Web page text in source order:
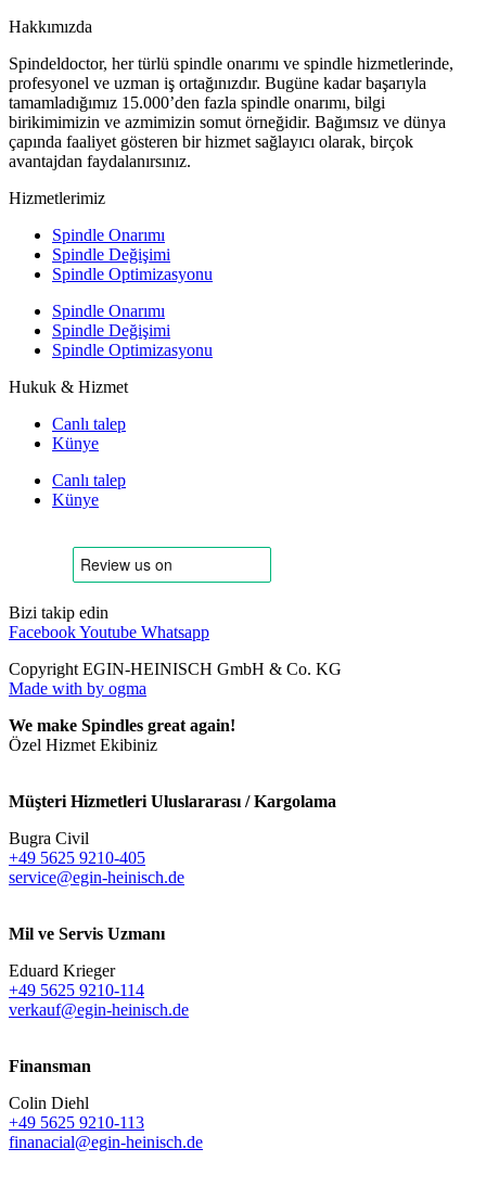
Hakkımızda
Spindeldoctor, her türlü spindle onarımı ve spindle hizmetlerinde,
profesyonel ve uzman iş ortağınızdır. Bugüne kadar başarıyla
tamamladığımız 15.000’den fazla spindle onarımı, bilgi
birikimimizin ve azmimizin somut örneğidir. Bağımsız ve dünya
çapında faaliyet gösteren bir hizmet sağlayıcı olarak, birçok
avantajdan faydalanırsınız.
Hizmetlerimiz
Spindle Onarımı
Spindle Değişimi
Spindle Optimizasyonu
Spindle Onarımı
Spindle Değişimi
Spindle Optimizasyonu
Hukuk & Hizmet
Canlı talep
Künye
Canlı talep
Künye
Bizi takip edin
FacebookYoutube Whatsapp
Copyright EGIN-HEINISCH GmbH & Co. KG
Made with by ogma
We make Spindles great again!
Özel Hizmet Ekibiniz
Müşteri Hizmetleri Uluslararası / Kargolama
Bugra Civil
+49 5625 9210-405
service@egin-heinisch.de
Mil ve Servis Uzmanı
Eduard Krieger
+49 5625 9210-114
verkauf@egin-heinisch.de
Finansman
Colin Diehl
+49 5625 9210-113
finanacial@egin-heinisch.de